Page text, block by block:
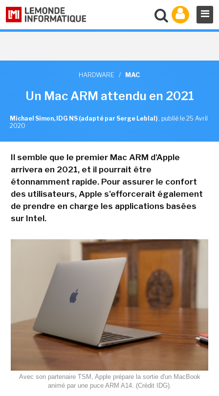
HARDWARE / MAC
Un Mac ARM attendu en 2021
Michael Simon, IDG NS (adapté par Serge Leblal) , publié le 25 Avril
2020
Il semble que le premier Mac ARM d'Apple
arrivera en 2021, et il pourrait être
étonnamment rapide. Pour assurer le confort
des utilisateurs, Apple s'efforcerait également
de prendre en charge les applications basées
sur Intel.
Avec son partenaire TSM, Apple prépare la sortie d'un MacBook
animé par une puce ARM A14. (Crédit IDG).